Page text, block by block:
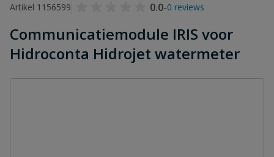
Artikel 1156599
0.0-0 reviews
Communicatiemodule IRIS voor
Hidroconta Hidrojet watermeter